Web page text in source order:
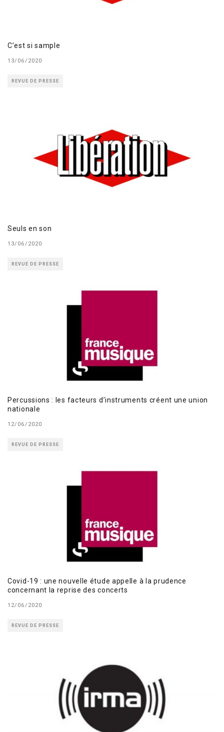
C’est si sample
13/06/2020
REVUE DE PRESSE
Seuls en son
13/06/2020
REVUE DE PRESSE
Percussions : les facteurs d’instruments créent une union
nationale
12/06/2020
REVUE DE PRESSE
Covid-19 : une nouvelle étude appelle à la prudence
concernant la reprise des concerts
12/06/2020
REVUE DE PRESSE